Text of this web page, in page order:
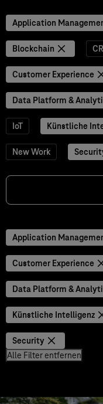
Application
Blockchain
Customer Experience
Data Platform &
IoT Künstliche
New Work
Application
Customer Experience
Data Platform &
Künstliche Intelligenz
Security
Alle Filter entfernen